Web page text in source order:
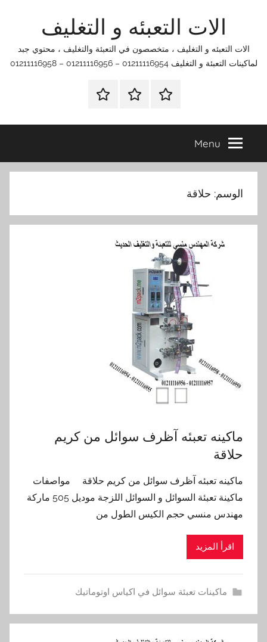
الات التعبئه و التغليف
الات التعبئه و التغليف ، متخصصون في التعبئة والتغليف ، محتوي جبد
لماكينات التعبئة و التغليف 01211116954 – 01211116956 – 01211116958
الرئيسيةاتصل
اتـصـل
في
التي
Menu
الوسم: حلاقة
ماكينه تعبئه آظرف سوائل من كريم
حلاقة
ماكينه تعبئه آظرف سوائل من كريم حلاقة مواصفات
ماكينة تعبئة السوائل و السوائل اللزجة موديل 505 ماركة
مهندس منسي حجم الكيس الطول من
اقرأ المزيد
ماكينات تعبئة سوائل في اكياس اوتوماتيك